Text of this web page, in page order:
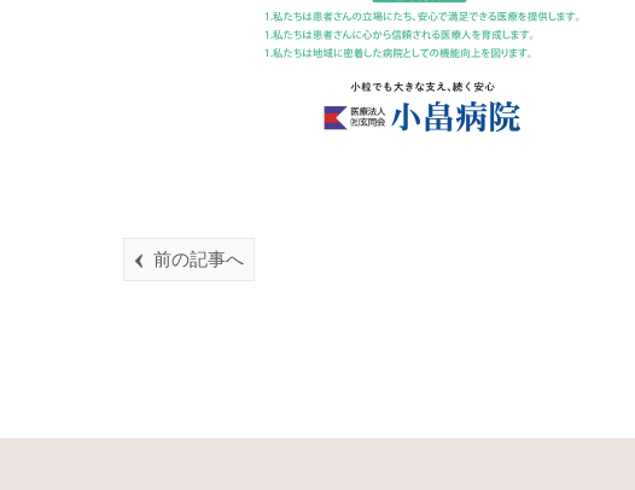
前の記事へ